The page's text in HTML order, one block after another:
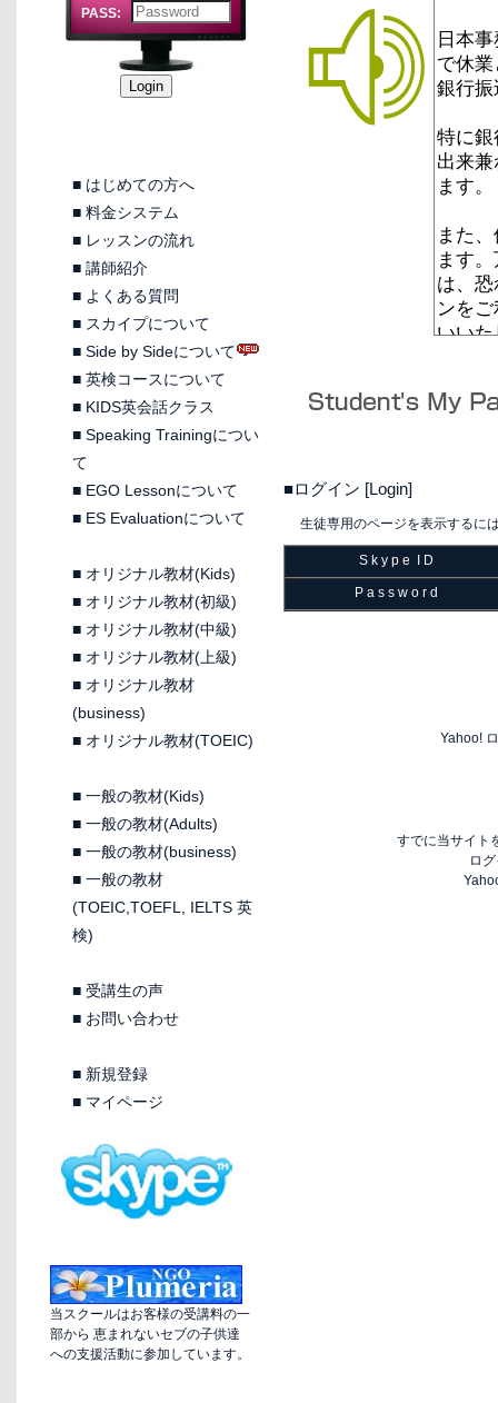
PASS:
■ はじめての方へ
■ 料金システム
■ レッスンの流れ
■ 講師紹介
■ よくある質問
■ スカイプについて
■ Side by Sideについて
■ 英検コースについて
■ KIDS英会話クラス
■ Speaking Trainingについ
て
■ EGO Lessonについて
■ ES Evaluationについて
■ オリジナル教材(Kids)
■ オリジナル教材(初級)
■ オリジナル教材(中級)
■ オリジナル教材(上級)
■ オリジナル教材
(business)
■ オリジナル教材(TOEIC)
■ 一般の教材(Kids)
■ 一般の教材(Adults)
■ 一般の教材(business)
■ 一般の教材
(TOEIC,TOEFL, IELTS 英
検)
■ 受講生の声
■ お問い合わせ
■ 新規登録
■ マイページ
当スクールはお客様の受講料の一
部から 恵まれないセブの子供達
への支援活動に参加しています。
■ログイン [Login]
生徒専用のページを表示するに
S k y p e I D
P a s s w o r d
Yahoo!
すでに当サイト
ロ